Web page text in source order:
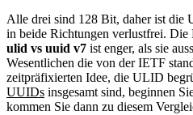
Alle drei sind 128 Bit, daher ist
in beide Richtungen verlustfrei.
ulid vs uuid v7 ist enger, als sie
Wesentlichen die von der IETF
zeitpräfixierten Idee, die ULID
UUIDs insgesamt sind, beginnen
kommen Sie dann zu diesem